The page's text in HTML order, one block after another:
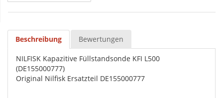
Beschreibung Bewertungen
NILFISK Kapazitive Füllstandsonde KFI L500
(DE155000777)
Original Nilfisk Ersatzteil DE155000777